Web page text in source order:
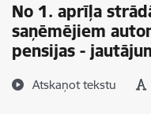
No 1. aprīļa
saņēmējiem
pensijas -
Atskaņot tekstu